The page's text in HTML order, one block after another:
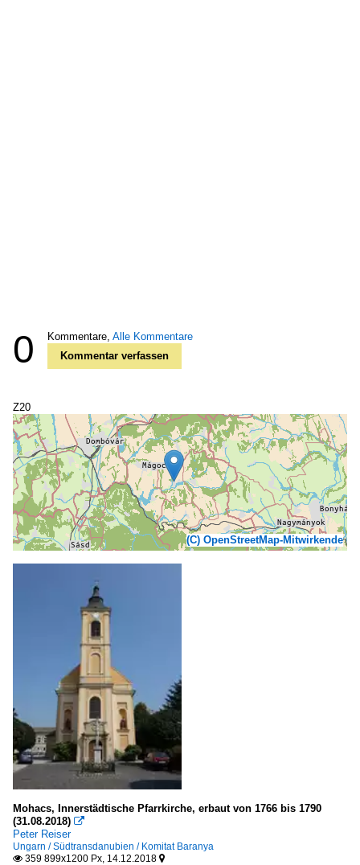
0 Kommentare, Alle Kommentare
Kommentar verfassen
Z20
(C) OpenStreetMap-Mitwirkende
Mohacs, Innerstädtische Pfarrkirche, erbaut von 1766 bis 1790
(31.08.2018) 
Peter Reiser
Ungarn / Südtransdanubien / Komitat Baranya
 359 899x1200 Px, 14.12.2018 